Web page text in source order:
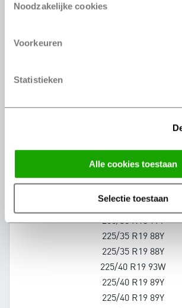
Noodzakelijke cookies
Voorkeuren
Statistieken
alle cookies toestaan
selectie toestaan
245/50 R18 100Y
265/35 R18 97Y
225/35 R19 88Y
225/35 R19 88Y
225/40 R19 93W
225/40 R19 89Y
225/40 R19 89Y